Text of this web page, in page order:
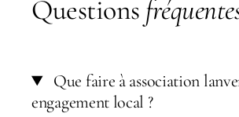
Questions
Que faire à association
engagement local ?